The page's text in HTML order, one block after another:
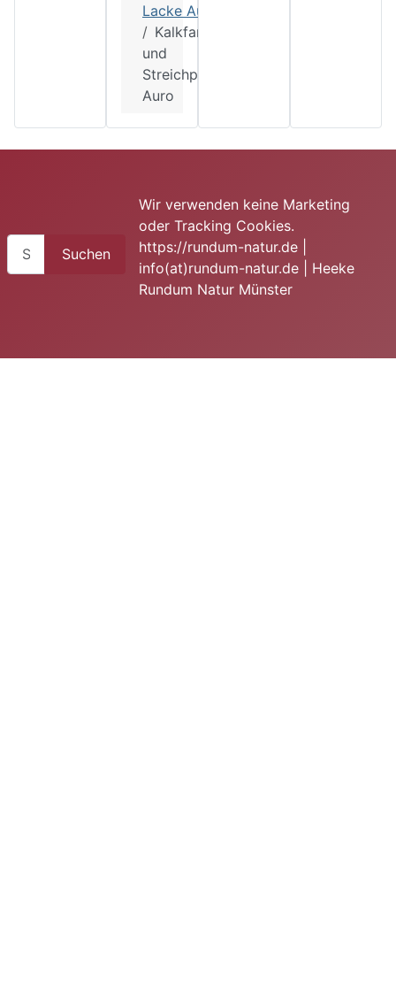
Lacke Auro
Kalkfarbe
und
Streichputz
Auro
Suchen
Suchen
Wir verwenden keine Marketing
oder Tracking Cookies.
https://rundum-natur.de |
info(at)rundum-natur.de | Heeke
Rundum Natur Münster